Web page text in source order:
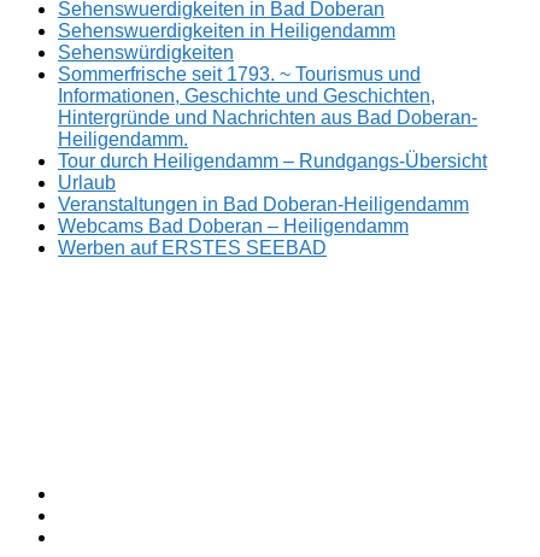
Sehenswuerdigkeiten in Bad Doberan
Sehenswuerdigkeiten in Heiligendamm
Sehenswürdigkeiten
Sommerfrische seit 1793. ~ Tourismus und
Informationen, Geschichte und Geschichten,
Hintergründe und Nachrichten aus Bad Doberan-
Heiligendamm.
Tour durch Heiligendamm – Rundgangs-Übersicht
Urlaub
Veranstaltungen in Bad Doberan-Heiligendamm
Webcams Bad Doberan – Heiligendamm
Werben auf ERSTES SEEBAD
ERSTES
SEEBAD
Sommerfrische
seit
1793.